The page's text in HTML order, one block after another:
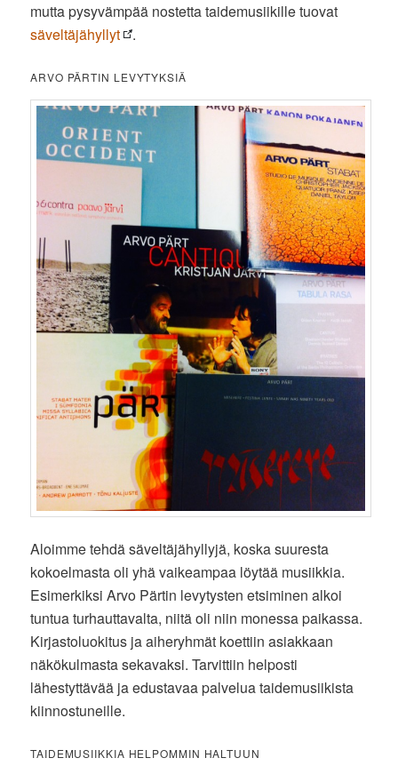
mutta pysyvämpää nostetta taidemusiikille tuovat
säveltäjähyllyt
.
ARVO PÄRTIN LEVYTYKSIÄ
Aloimme tehdä säveltäjähyllyjä, koska suuresta
kokoelmasta oli yhä vaikeampaa löytää musiikkia.
Esimerkiksi Arvo Pärtin levytysten etsiminen alkoi
tuntua turhauttavalta, niitä oli niin monessa paikassa.
Kirjastoluokitus ja aiheryhmät koettiin asiakkaan
näkökulmasta sekavaksi. Tarvittiin helposti
lähestyttävää ja edustavaa palvelua taidemusiikista
kiinnostuneille.
TAIDEMUSIIKKIA HELPOMMIN HALTUUN